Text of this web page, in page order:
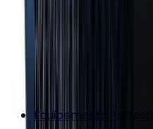
Équipements